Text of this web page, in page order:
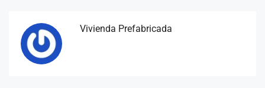
Vivienda Prefabricada